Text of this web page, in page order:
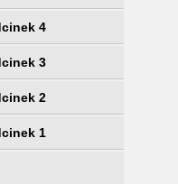
4
3
2
1